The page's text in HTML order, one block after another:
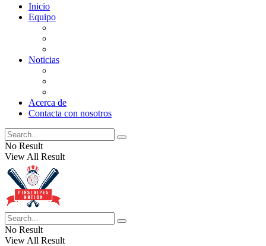
Inicio
Equipo
Noticias
Acerca de
Contacta con nosotros
No Result
View All Result
No Result
View All Result